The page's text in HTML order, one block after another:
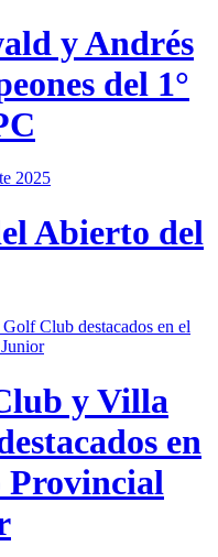
y Andrés
del 1°
Abierto del
y Villa
en
Provincial